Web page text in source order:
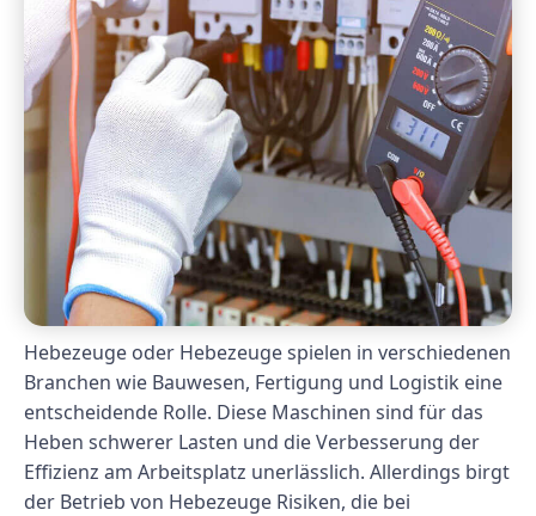
Hebezeuge oder Hebezeuge spielen in verschiedenen
Branchen wie Bauwesen, Fertigung und Logistik eine
entscheidende Rolle. Diese Maschinen sind für das
Heben schwerer Lasten und die Verbesserung der
Effizienz am Arbeitsplatz unerlässlich. Allerdings birgt
der Betrieb von Hebezeuge Risiken, die bei